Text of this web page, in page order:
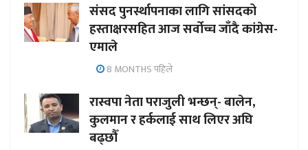
संसद पुनर्स्थापनाका लागि सांसदको
हस्ताक्षरसहित आज सर्वोच्च जाँदै कांग्रेस-
एमाले
8 MONTHS पहिले
रास्वपा नेता पराजुली भन्छन्- बालेन,
कुलमान र हर्कलाई साथ लिएर अघि
बढ्छौँ